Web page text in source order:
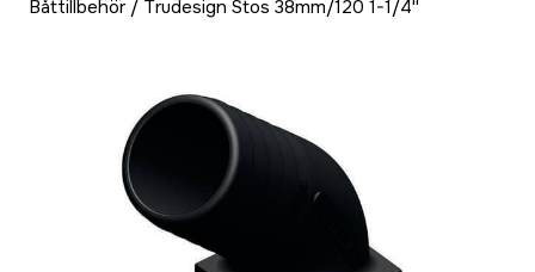
Båttillbehör/ Trudesign Stos 38mm/120 1-1/4''